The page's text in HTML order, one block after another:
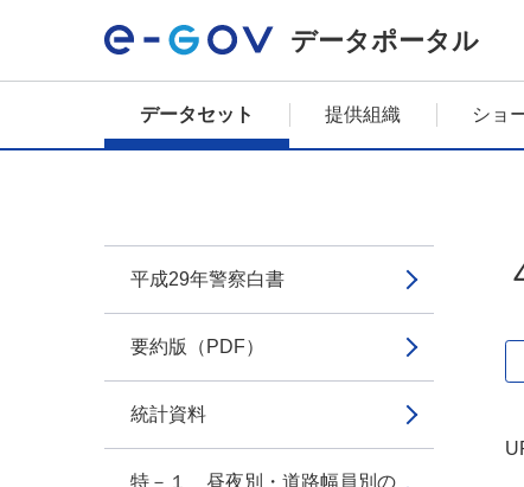
データポータル
データセット 提供組織 ショ
平成29年警察白書
要約版（PDF）
統計資料
特－１ 昼夜別・道路幅員別の